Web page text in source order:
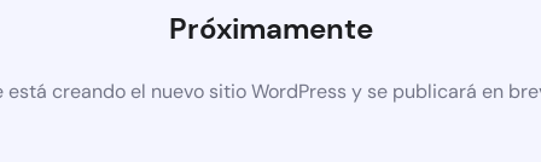
Próximamente
está creando el nuevo sitio WordPress y se publicará en